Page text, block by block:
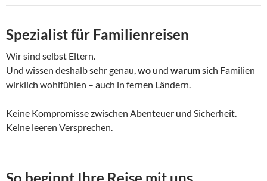
Spezialist für Familienreisen
Wir sind selbst Eltern.
Und wissen deshalb sehr genau,wo und warumsich Familien
wirklich wohlfühlen – auch in fernen Ländern.
Keine Kompromisse zwischen Abenteuer und Sicherheit.
Keine leeren Versprechen.